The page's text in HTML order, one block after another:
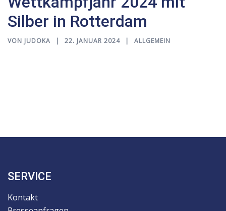
Silber in Rotterdam
VON JUDOKA 22. JANUAR 2024 ALLGEMEIN
SERVICE
Kontakt